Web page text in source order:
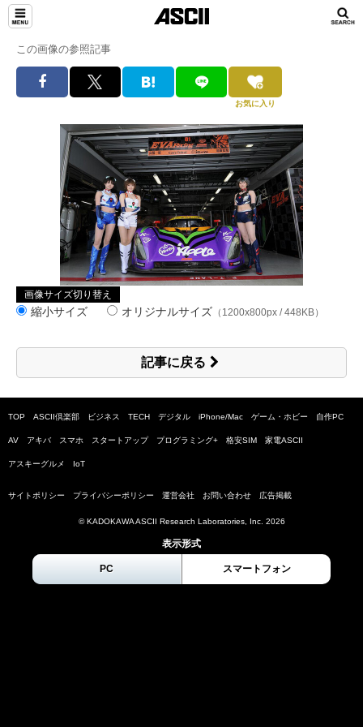
この画像の参照記事
お気に入り
画像サイズ切り替え
縮小サイズ オリジナルサイズ （1200x800px / 448KB）
記事に戻る
TOP ASCII倶楽部 ビジネス TECH デジタル iPhone/Mac ゲーム・ホビー 自作PC
AV アキバ スマホ スタートアップ プログラミング+ 格安SIM 家電ASCII
アスキーグルメ IoT
サイトポリシー プライバシーポリシー 運営会社 お問い合わせ 広告掲載
© KADOKAWA ASCII Research Laboratories, Inc. 2026
表示形式
PC スマートフォン